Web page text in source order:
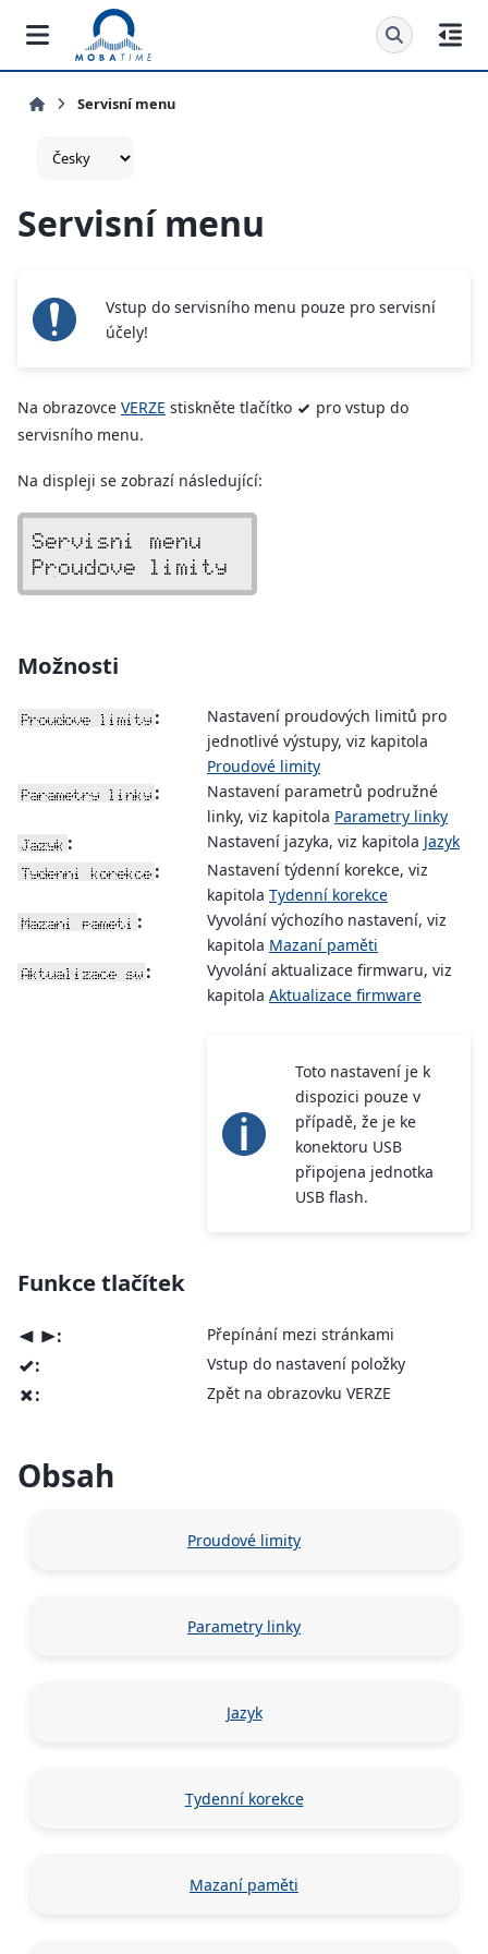
Servisní menu
Servisní menu
Vstup do servisního menu pouze pro servisní
účely!
Na obrazovce VERZE stiskněte tlačítko v pro vstup do
servisního menu.
Na displeji se zobrazí následující:
Servisni menu
Proudove limity
Možnosti
Proudove limity :
Nastavení proudových limitů pro
jednotlivé výstupy, viz kapitola
Proudové limity
Parametry linky :
Nastavení parametrů podružné
linky, viz kapitola Parametry linky
Jazyk : Nastavení jazyka, viz kapitola Jazyk
Tydenni korekce :
Nastavení týdenní korekce, viz
kapitola Tydenní korekce
Mazani pameti :
Vyvolání výchozího nastavení, viz
kapitola Mazaní paměti
Aktualizace sw :
Vyvolání aktualizace firmwaru, viz
kapitola Aktualizace firmware
Toto nastavení je k
dispozici pouze v
případě, že je ke
konektoru USB
připojena jednotka
USB flash.
Funkce tlačítek
< >: Přepínání mezi stránkami
v: Vstup do nastavení položky
x: Zpět na obrazovku VERZE
Obsah
Proudové limity
Parametry linky
Jazyk
Tydenní korekce
Mazaní paměti